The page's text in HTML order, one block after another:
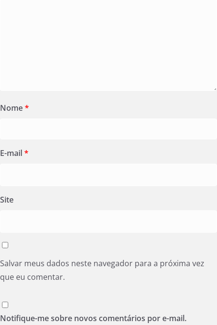
Nome*
E-mail*
Site
Salvar meus dados neste navegador para a próxima vez
que eu comentar.
Notifique-me sobre novos comentários por e-mail.